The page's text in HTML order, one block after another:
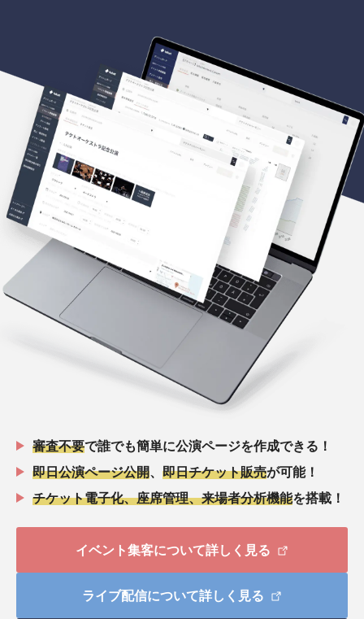
審査不要で誰でも簡単に公演ページを作成できる！
即日公演ページ公開
即日チケット販売が可能！
チケット電子化、座席管理、来場者分析機能を搭載！
イベント集客について詳しく見る
ライブ配信について詳しく見る